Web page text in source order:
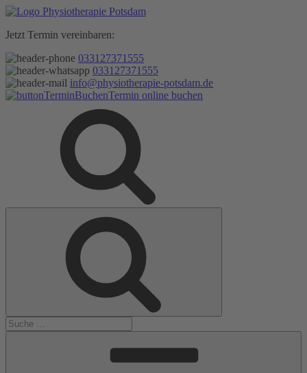
Zum
springen
Jetzt Termin vereinbaren:
033127371555
033127371555
info@physiotherapie-potsdam.de
Termin online buchen